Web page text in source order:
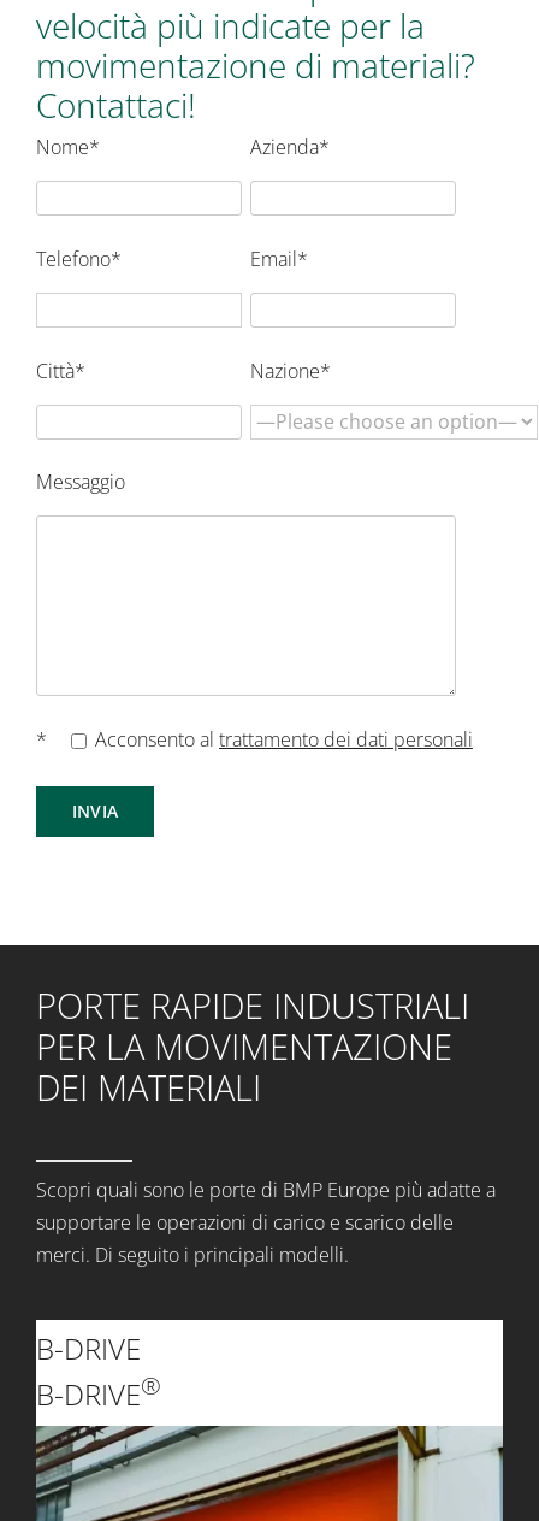
velocità più indicate per la
movimentazione di materiali?
Contattaci!
Nome* Azienda*
Telefono* Email*
Città* Nazione*
Messaggio
* Acconsento al trattamento dei dati personali
PORTE RAPIDE INDUSTRIALI
PER LA MOVIMENTAZIONE
DEI MATERIALI
Scopri quali sono le porte di BMP Europe più adatte a
supportare le operazioni di carico e scarico delle
merci. Di seguito i principali modelli.
B-DRIVE
B-DRIVE®